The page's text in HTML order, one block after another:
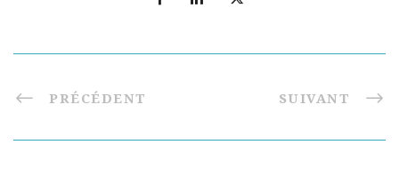
PRÉCÉDENT SUIVANT